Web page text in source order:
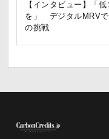
【インタビュー】「
を」 デジタルMRVで
の挑戦